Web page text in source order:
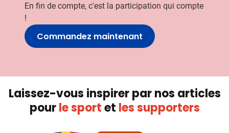
En fin de compte, c'est la participation qui compte
!
Commandez maintenant
Laissez-vous inspirer par nos articles
pourle sportet les supporters